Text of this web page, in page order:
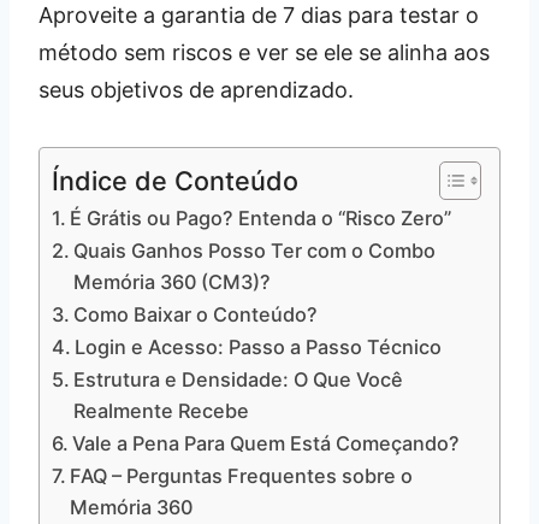
Aproveite a garantia de 7 dias para testar o
método sem riscos e ver se ele se alinha aos
seus objetivos de aprendizado.
Índice de Conteúdo
É Grátis ou Pago? Entenda o “Risco Zero”
Quais Ganhos Posso Ter com o Combo
Memória 360 (CM3)?
Como Baixar o Conteúdo?
Login e Acesso: Passo a Passo Técnico
Estrutura e Densidade: O Que Você
Realmente Recebe
Vale a Pena Para Quem Está Começando?
FAQ – Perguntas Frequentes sobre o
Memória 360